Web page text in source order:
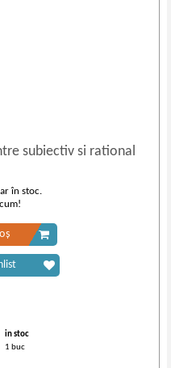
subiectiv si rational
in stoc
1 buc
în stoc.